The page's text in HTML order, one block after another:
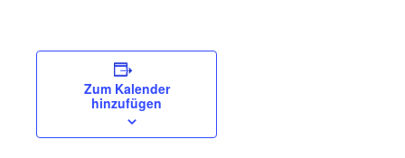
Zum Kalender
hinzufügen